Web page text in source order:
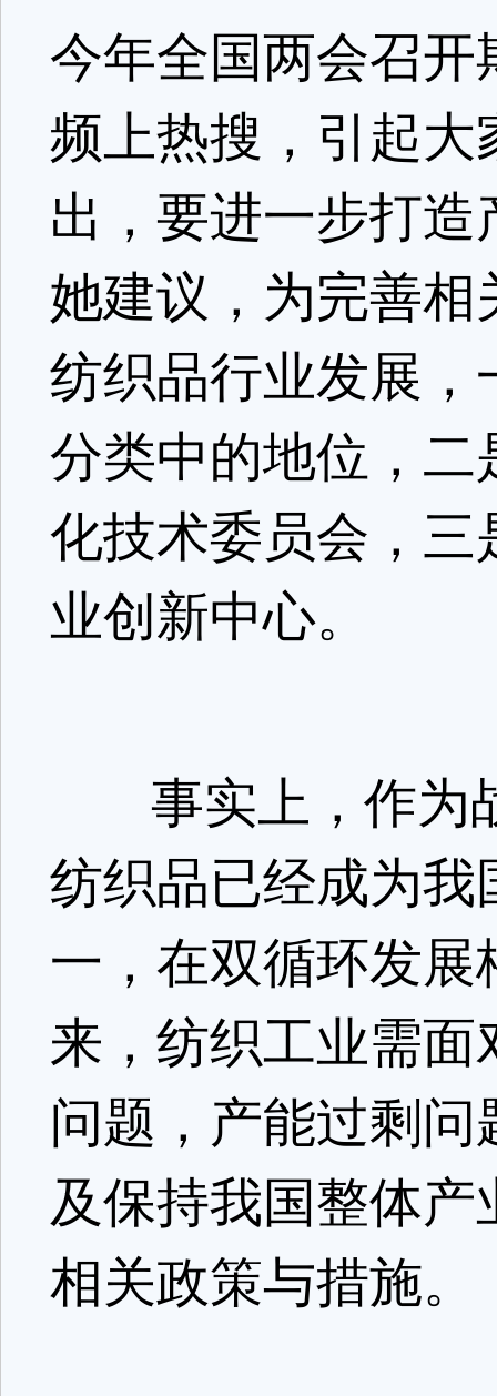
今年全国两会召
频上热搜，引起
出，要进一步打
她建议，为完善
纺织品行业发展
分类中的地位，
化技术委员会，
业创新中心。
事实上，作为战
纺织品已经成为
一，在双循环发
来，纺织工业需
问题，产能过剩
及保持我国整体
相关政策与措施。